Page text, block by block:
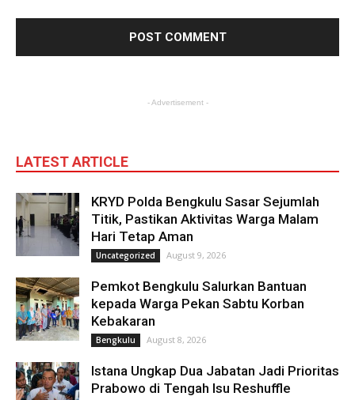
- Advertisement -
LATEST ARTICLE
KRYD Polda Bengkulu Sasar Sejumlah
Titik, Pastikan Aktivitas Warga Malam
Hari Tetap Aman
Uncategorized August 9, 2026
Pemkot Bengkulu Salurkan Bantuan
kepada Warga Pekan Sabtu Korban
Kebakaran
Bengkulu August 8, 2026
Istana Ungkap Dua Jabatan Jadi Prioritas
Prabowo di Tengah Isu Reshuffle